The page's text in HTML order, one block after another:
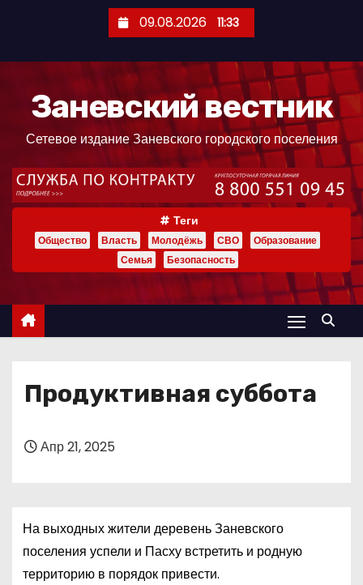
ж
09.08.2026 11:33
Заневский вестник
Сетевое издание Заневского городского поселения
Теги
Общество Власть Молодёжь СВО
Образование
Семья
Безопасность
Продуктивная суббота
Апр 21, 2025
На выходных жители деревень Заневского
поселения успели и Пасху встретить и родную
территорию в порядок привести.